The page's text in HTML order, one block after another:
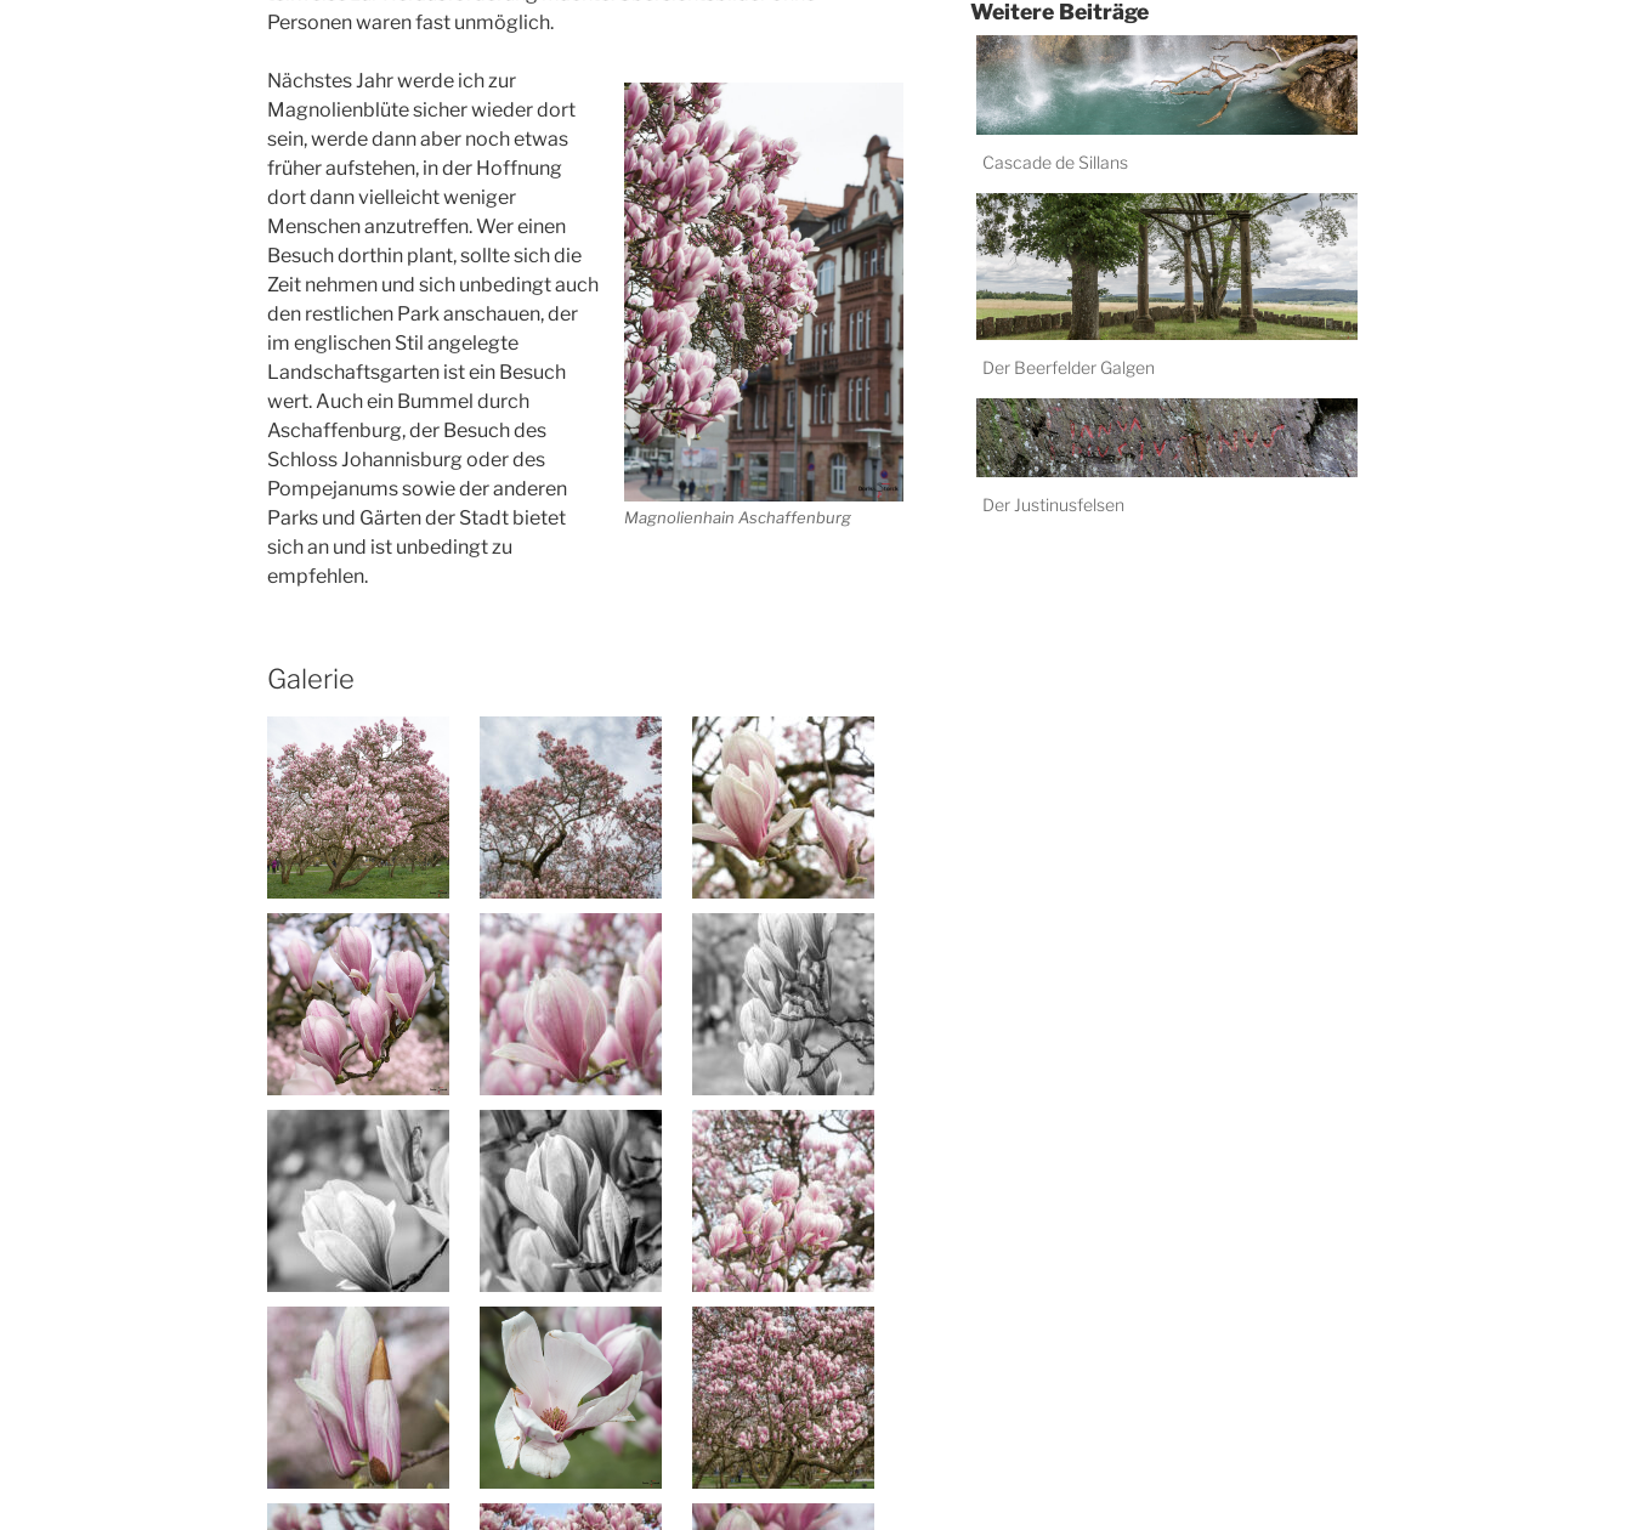
Personen waren fast unmöglich.
Magnolienhain Aschaffenburg
Nächstes Jahr werde ich zur
Magnolienblüte sicher wieder dort
sein, werde dann aber noch etwas
früher aufstehen, in der Hoffnung
dort dann vielleicht weniger
Menschen anzutreffen. Wer einen
Besuch dorthin plant, sollte sich die
Zeit nehmen und sich unbedingt auch
den restlichen Park anschauen, der
im englischen Stil angelegte
Landschaftsgarten ist ein Besuch
wert. Auch ein Bummel durch
Aschaffenburg, der Besuch des
Schloss Johannisburg oder des
Pompejanums sowie der anderen
Parks und Gärten der Stadt bietet
sich an und ist unbedingt zu
empfehlen.
Galerie
Weitere Beiträge
Cascade de Sillans
April 19, 2018
Der Beerfelder Galgen
November 16, 2020
Der Justinusfelsen